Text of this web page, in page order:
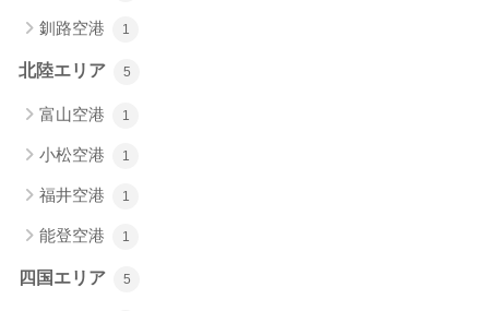
釧路空港 1
北陸エリア 5
富山空港 1
小松空港 1
福井空港 1
能登空港 1
四国エリア 5